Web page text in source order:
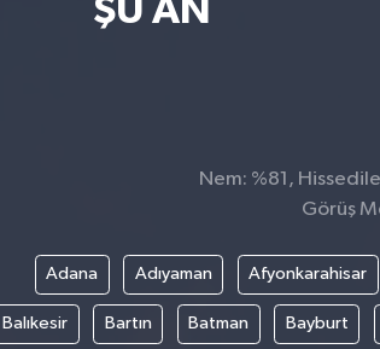
ŞU AN
Nem: %81,
Görüş
Adana Adıyaman Afyonkarahisar
Balıkesir Bartın Batman Bayburt